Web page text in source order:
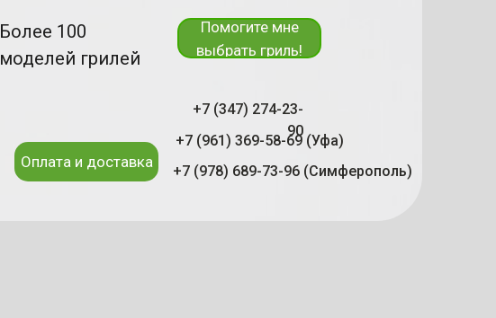
+7 (347) 274-23-
90
Помогите мне
выбрать гриль!
+7 (978) 689-73-96 (Симферополь)
+7 (961) 369-58-69 (Уфа)
Оплата и доставка
Более 100
моделей грилей